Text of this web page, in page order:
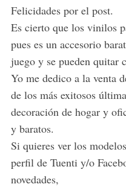
s
:
Felicidades por el post.
Es cierto que los vinilos
pues es un accesorio
juego y se pueden quitar
Yo me dedico a la venta
de los más exitosos
decoración de hogar y
y baratos.
Si quieres ver los
perfil de Tuenti y/o
novedades,